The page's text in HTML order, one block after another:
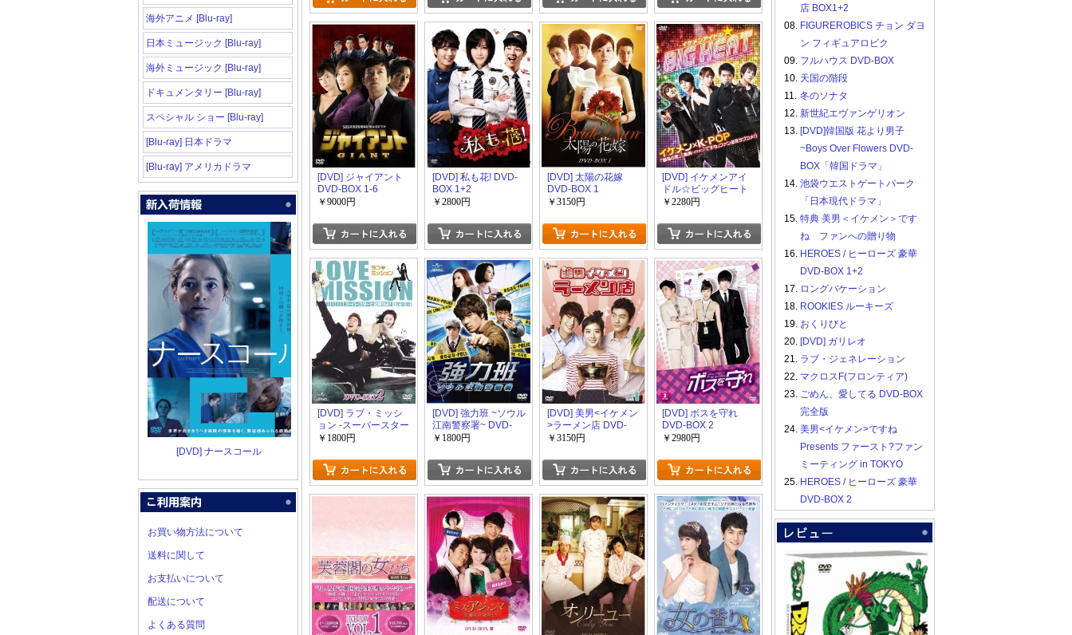
海外アニメ [Blu-ray]
日本ミュージック [Blu-ray]
海外ミュージック [Blu-ray]
ドキュメンタリー [Blu-ray]
スペシャル ショー [Blu-ray]
[Blu-ray] 日本ドラマ
[Blu-ray] アメリカドラマ
[DVD] ナースコール
お買い物方法について
送料に関して
お支払いについて
配送について
よくある質問
[DVD] ジャイアント
DVD-BOX 1-6
￥9000円
[DVD] 私も花! DVD-
BOX 1+2
￥2800円
[DVD] 太陽の花嫁
DVD-BOX 1
￥3150円
[DVD] イケメンアイ
ドル☆ビッグヒート
￥2280円
[DVD] ラブ・ミッシ
ョン -スーパースター
と結婚せよ!- DVD-
￥1800円
[DVD] 強力班 ~ソウル
江南警察署~ DVD-
SET 1
￥1800円
[DVD] 美男<イケメン
>ラーメン店 DVD-
BOX 1+2
￥3150円
[DVD] ボスを守れ
DVD-BOX 2
￥2980円
店 BOX1+2
08. FIGUREROBICS チョン ダヨ
ン フィギュアロビク
09. フルハウス DVD-BOX
10. 天国の階段
11. 冬のソナタ
12. 新世紀エヴァンゲリオン
13. [DVD]韓国版 花より男子
~Boys Over Flowers DVD-
BOX「韓国ドラマ」
14. 池袋ウエストゲートパーク
「日本現代ドラマ」
15. 特典 美男＜イケメン＞です
ね ファンへの贈り物
16. HEROES / ヒーローズ 豪華
DVD-BOX 1+2
17. ロングバケーション
18. ROOKIES ルーキーズ
19. おくりびと
20. [DVD] ガリレオ
21. ラブ・ジェネレーション
22. マクロスF(フロンティア)
23. ごめん、愛してる DVD-BOX
完全版
24. 美男<イケメン>ですね
Presents ファースト?ファン
ミーティング in TOKYO
25. HEROES / ヒーローズ 豪華
DVD-BOX 2